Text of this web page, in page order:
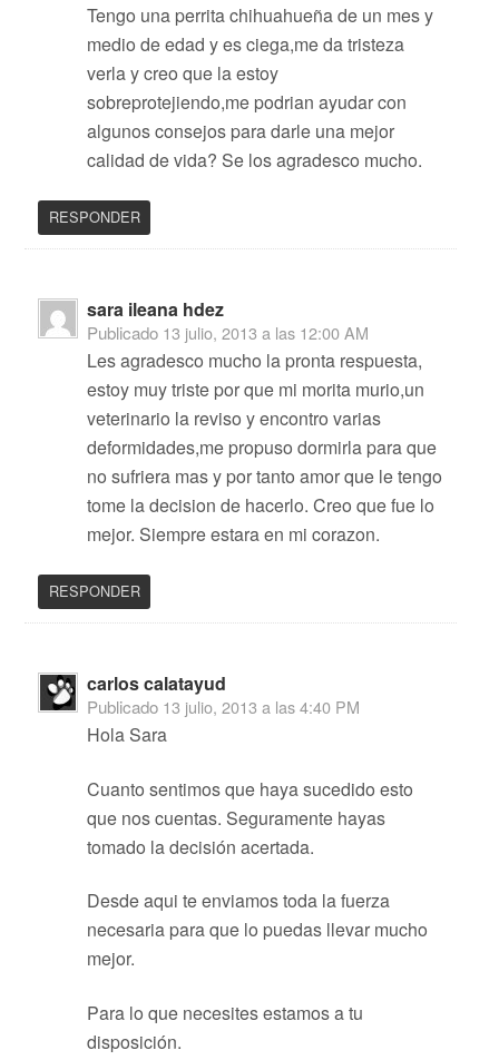
Tengo una perrita chihuahueña de un mes y
medio de edad y es ciega,me da tristeza
verla y creo que la estoy
sobreprotejiendo,me podrian ayudar con
algunos consejos para darle una mejor
calidad de vida? Se los agradesco mucho.
RESPONDER
sara ileana hdez
Publicado 13 julio, 2013 a las 12:00 AM
Les agradesco mucho la pronta respuesta,
estoy muy triste por que mi morita murio,un
veterinario la reviso y encontro varias
deformidades,me propuso dormirla para que
no sufriera mas y por tanto amor que le tengo
tome la decision de hacerlo. Creo que fue lo
mejor. Siempre estara en mi corazon.
RESPONDER
carlos calatayud
Publicado 13 julio, 2013 a las 4:40 PM
Hola Sara
Cuanto sentimos que haya sucedido esto
que nos cuentas. Seguramente hayas
tomado la decisión acertada.
Desde aqui te enviamos toda la fuerza
necesaria para que lo puedas llevar mucho
mejor.
Para lo que necesites estamos a tu
disposición.